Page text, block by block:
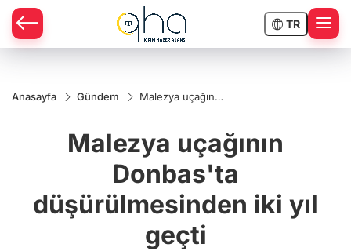
TR
Anasayfa Gündem
Malezya uçağının
Malezya uçağının
Donbas'ta
düşürülmesinden iki yıl
geçti